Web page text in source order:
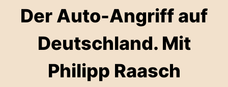
Der Auto-Angriff auf
Deutschland. Mit
Philipp Raasch